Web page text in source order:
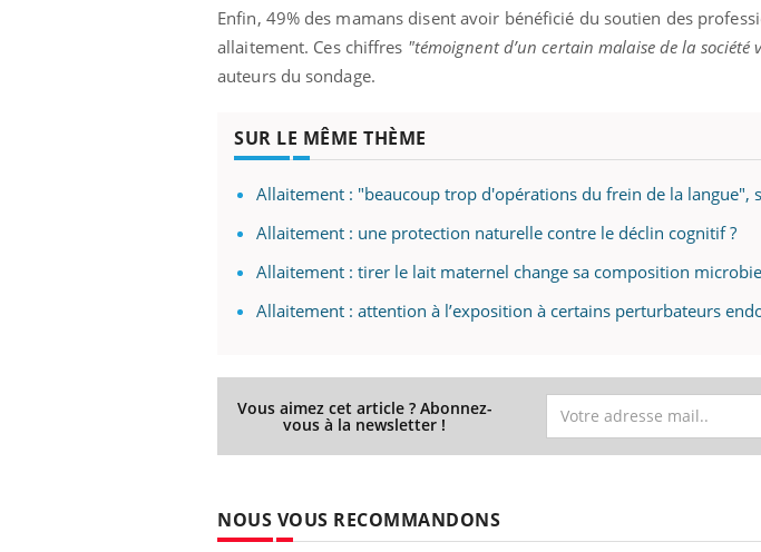
Enfin, 49% des mamans disent avoir bénéficié du soutien des
allaitement. Ces chiffres "témoignent d’un certain malaise de la société
auteurs du sondage.
SUR LE MÊME THÈME
Allaitement : "beaucoup trop d'opérations du frein de la langue",
Allaitement : une protection naturelle contre le déclin cognitif ?
Allaitement : tirer le lait maternel change sa composition
Allaitement : attention à l’exposition à certains perturbateurs
Vous aimez cet article ? Abonnez-
vous à la newsletter !
NOUS VOUS RECOMMANDONS